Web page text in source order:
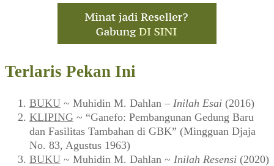
Terlaris Pekan Ini
BUKU ~ Muhidin M. Dahlan – Inilah Esai (2016)
KLIPING ~ “Ganefo: Pembangunan Gedung Baru
dan Fasilitas Tambahan di GBK” (Mingguan Djaja
No. 83, Agustus 1963)
BUKU ~ Muhidin M. Dahlan ~ Inilah Resensi (2020)